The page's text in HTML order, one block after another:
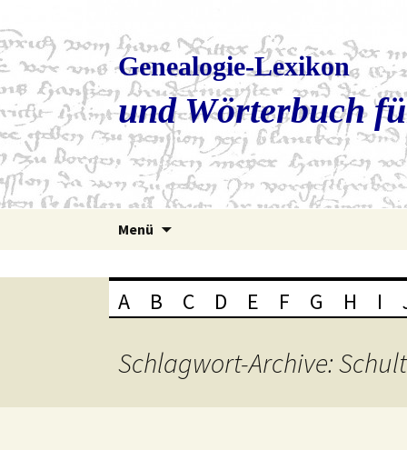
Genealogie-Lexikon
und Wörterbuch
Menü
A B C D E F G H I
Schlagwort-Archive: